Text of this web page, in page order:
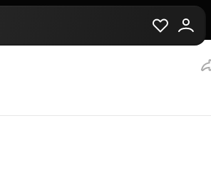
2-комнатная, 53.4